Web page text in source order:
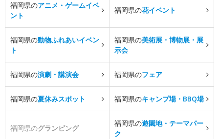
福岡県のアニメ・ゲームイベ
ント
福岡県の花イベント
福岡県の動物ふれあいイベン
ト
福岡県の美術展・博物展・展
示会
福岡県の演劇・講演会 福岡県のフェア
福岡県の夏休みスポット 福岡県のキャンプ場・BBQ場
福岡県のグランピング
福岡県の遊園地・テーマパー
ク